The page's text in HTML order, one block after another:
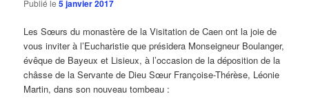
Publié le5 janvier 2017
Les Sœurs du monastère de la Visitation de Caen ont la joie de
vous inviter à l’Eucharistie que présidera Monseigneur Boulanger,
évêque de Bayeux et Lisieux, à l’occasion de la déposition de la
châsse de la Servante de Dieu Sœur Françoise-Thérèse, Léonie
Martin, dans son nouveau tombeau :